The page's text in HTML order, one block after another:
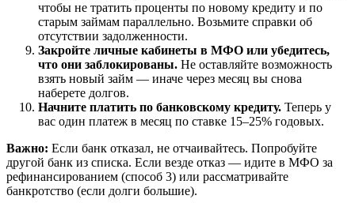
чтобы не тратить проценты по новому кредиту и по
старым займам параллельно. Возьмите справки об
отсутствии задолженности.
Закройте личные кабинеты в МФО или убедитесь,
что они заблокированы. Не оставляйте возможность
взять новый займ — иначе через месяц вы снова
наберете долгов.
Начните платить по банковскому кредиту. Теперь у
вас один платеж в месяц по ставке 15–25% годовых.
Важно: Если банк отказал, не отчаивайтесь. Попробуйте
другой банк из списка. Если везде отказ — идите в МФО за
рефинансированием (способ 3) или рассматривайте
банкротство (если долги большие).